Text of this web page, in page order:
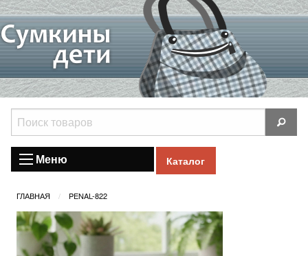
Меню Каталог
ГЛАВНАЯ PENAL-822